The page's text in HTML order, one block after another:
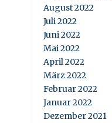
August 2022
Juli 2022
Juni 2022
Mai 2022
April 2022
März 2022
Februar 2022
Januar 2022
Dezember 2021